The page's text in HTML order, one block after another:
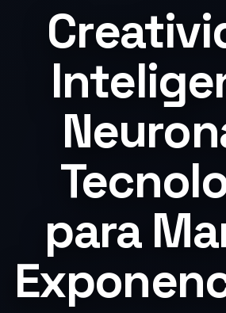
para